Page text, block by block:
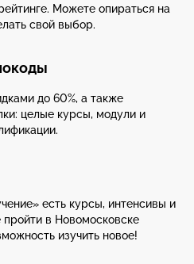
Можете опираться на
свой выбор.
до 60%, а также
целые курсы, модули и
есть курсы, интенсивы и
в Новомосковске
изучить новое!